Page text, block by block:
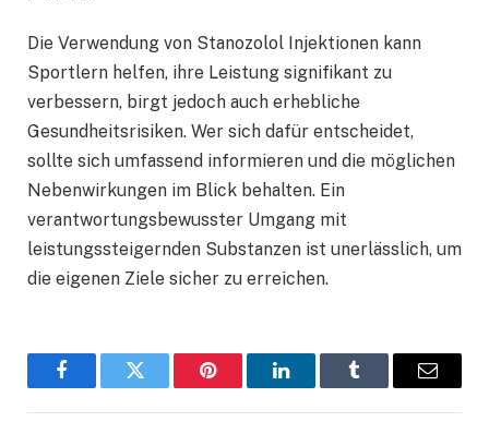
Die Verwendung von Stanozolol Injektionen kann
Sportlern helfen, ihre Leistung signifikant zu
verbessern, birgt jedoch auch erhebliche
Gesundheitsrisiken. Wer sich dafür entscheidet,
sollte sich umfassend informieren und die möglichen
Nebenwirkungen im Blick behalten. Ein
verantwortungsbewusster Umgang mit
leistungssteigernden Substanzen ist unerlässlich, um
die eigenen Ziele sicher zu erreichen.
FacebookTwitter Pinterest LinkedInTumblr Email